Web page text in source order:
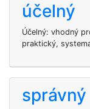
účelný
Účelný: vhodný
praktický,
správný